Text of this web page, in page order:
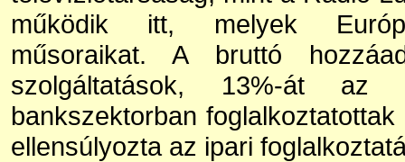
működik itt, melyek
műsoraikat. A bruttó
szolgáltatások, 13%-át
bankszektorban
ellensúlyozta az ipari